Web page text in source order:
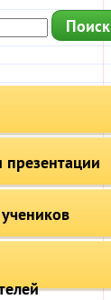
презентации